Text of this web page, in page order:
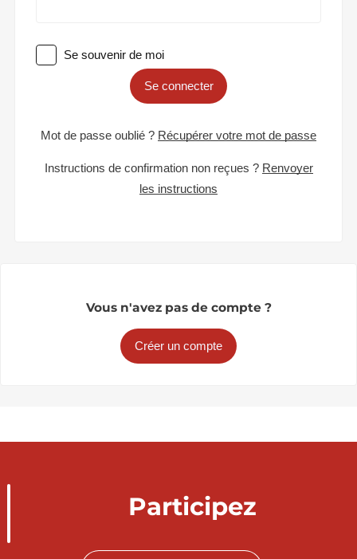
Se souvenir de moi
Se connecter
Mot de passe oublié ? Récupérer votre mot de passe
Instructions de confirmation non reçues ? Renvoyer
les instructions
Vous n'avez pas de compte ?
Créer un compte
Participez